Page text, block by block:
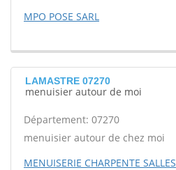
MPO POSE SARL
LAMASTRE 07270
menuisier autour de moi
Département: 07270
menuisier autour de chez moi
MENUISERIE CHARPENTE SALLES